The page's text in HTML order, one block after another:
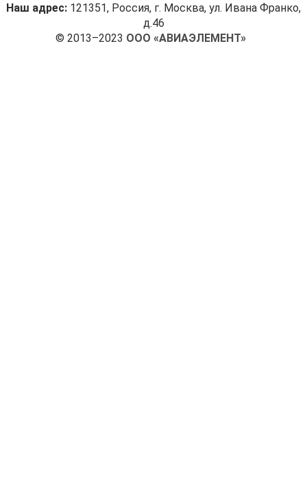
Наш адрес: 121351, Россия, г. Москва, ул. Ивана Франко,
д.46
© 2013–2023 ООО «АВИАЭЛЕМЕНТ»